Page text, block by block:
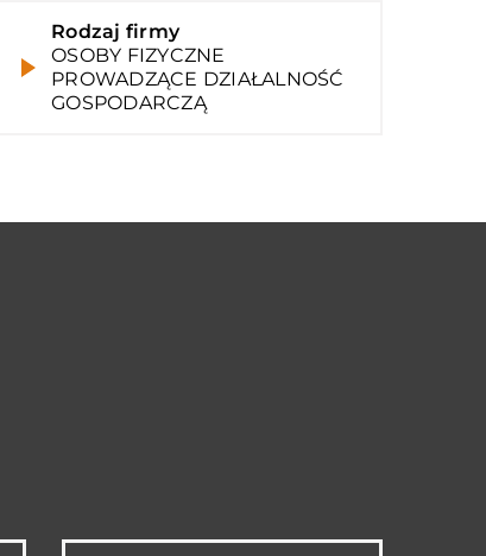
Rodzaj firmy
OSOBY FIZYCZNE
PROWADZĄCE DZIAŁALNOŚĆ
GOSPODARCZĄ